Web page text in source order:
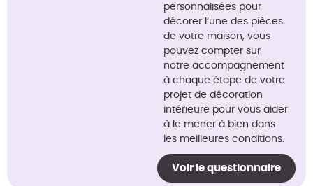
personnalisées pour
décorer l’une des pièces
de votre maison, vous
pouvez compter sur
notre accompagnement
à chaque étape de votre
projet de décoration
intérieure pour vous aider
à le mener à bien dans
les meilleures conditions.
Voir le questionnaire